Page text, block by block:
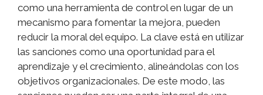
como una herramienta de control en lugar de un
mecanismo para fomentar la mejora, pueden
reducir la moral del equipo. La clave está en utilizar
las sanciones como una oportunidad para el
aprendizaje y el crecimiento, alineándolas con los
objetivos organizacionales. De este modo, las